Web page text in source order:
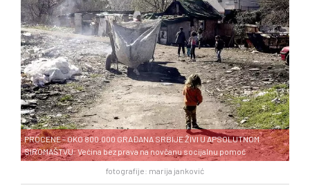
fotografije: marija janković
PROCENE – OKO 800.000 GRAĐANA SRBIJE ŽIVI U APSOLUTNOM
SIROMAŠTVU: Većina bez prava na novčanu socijalnu pomoć